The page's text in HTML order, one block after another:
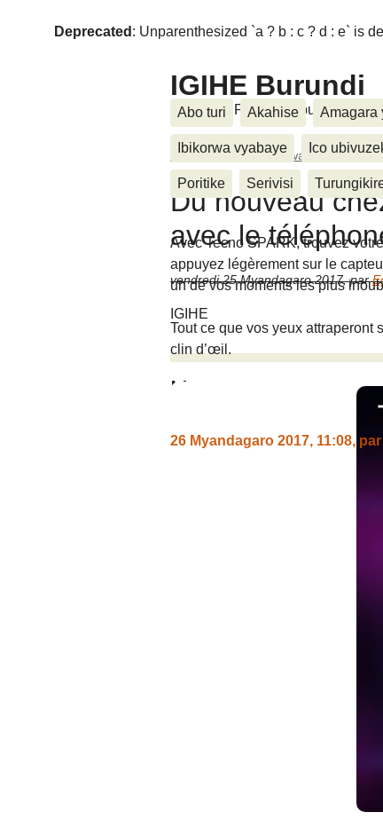
Deprecated : Unparenthesized `a ? b : c ? d : e` is
IGIHE Burundi
Amakuru, Poritike, Ubutunzi,
Abo turi Akahise Amagara
Ibikorwa vyabaye Ico
Poritike Serivisi
Accueil>Ubuhinga bwa none>Du
Du nouveau
avec le
vendredi 25 Myandagaro 2017,par
Avec Tecno SPARK, trouvez
appuyez légèrement sur le
un de vos moments les plus
Tout ce que vos yeux attraperont
clin d’œil.
IGIHE
Messages
26 Myandagaro 2017, 11:08, par
iyo Telephone Izogura Amahera
ANDIKA